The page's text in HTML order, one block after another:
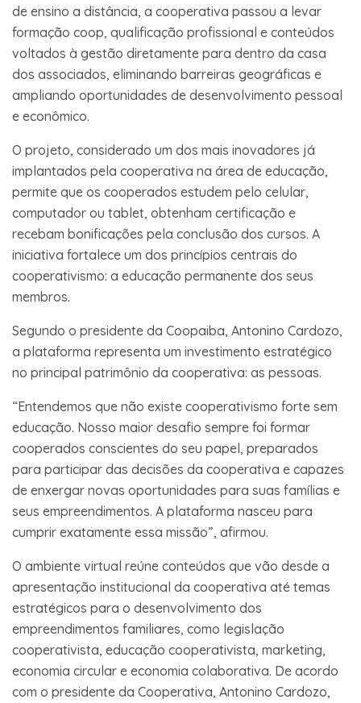
de ensino a distância, a cooperativa passou a levar
formação coop, qualificação profissional e conteúdos
voltados à gestão diretamente para dentro da casa
dos associados, eliminando barreiras geográficas e
ampliando oportunidades de desenvolvimento pessoal
e econômico.
O projeto, considerado um dos mais inovadores já
implantados pela cooperativa na área de educação,
permite que os cooperados estudem pelo celular,
computador ou tablet, obtenham certificação e
recebam bonificações pela conclusão dos cursos. A
iniciativa fortalece um dos princípios centrais do
cooperativismo: a educação permanente dos seus
membros.
Segundo o presidente da Coopaiba, Antonino Cardozo,
a plataforma representa um investimento estratégico
no principal patrimônio da cooperativa: as pessoas.
“Entendemos que não existe cooperativismo forte sem
educação. Nosso maior desafio sempre foi formar
cooperados conscientes do seu papel, preparados
para participar das decisões da cooperativa e capazes
de enxergar novas oportunidades para suas famílias e
seus empreendimentos. A plataforma nasceu para
cumprir exatamente essa missão”, afirmou.
O ambiente virtual reúne conteúdos que vão desde a
apresentação institucional da cooperativa até temas
estratégicos para o desenvolvimento dos
empreendimentos familiares, como legislação
cooperativista, educação cooperativista, marketing,
economia circular e economia colaborativa. De acordo
com o presidente da Cooperativa, Antonino Cardozo,